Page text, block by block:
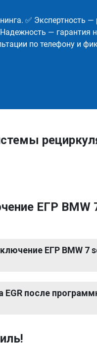
✅ Экспертность
— гарантия
по телефону и
ЕГР BMW
ЕГР BMW 7
EGR после